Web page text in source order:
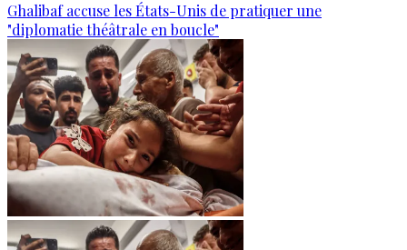
Ghalibaf accuse les États-Unis de pratiquer une
"diplomatie théâtrale en boucle"